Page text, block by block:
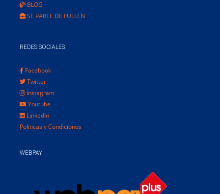
BLOG
SE PARTE DE FULLEN
REDES SOCIALES
Facebook
Twitter
Instagram
Youtube
LinkedIn
Politicas y Condiciones
WEBPAY